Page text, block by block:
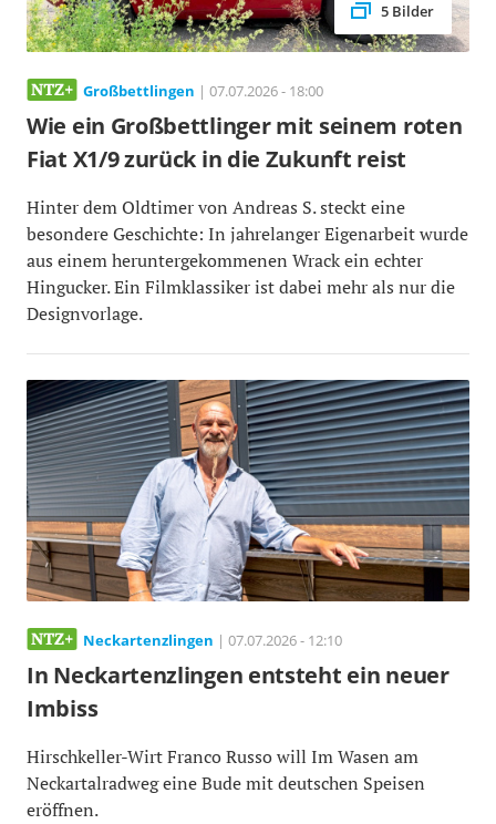
5 Bilder
Großbettlingen | 07.07.2026 - 18:00
Wie ein Großbettlinger mit seinem roten
Fiat X1/9 zurück in die Zukunft reist
Hinter dem Oldtimer von Andreas S. steckt eine
besondere Geschichte: In jahrelanger Eigenarbeit wurde
aus einem heruntergekommenen Wrack ein echter
Hingucker. Ein Filmklassiker ist dabei mehr als nur die
Designvorlage.
Neckartenzlingen | 07.07.2026 - 12:10
In Neckartenzlingen entsteht ein neuer
Imbiss
Hirschkeller-Wirt Franco Russo will Im Wasen am
Neckartalradweg eine Bude mit deutschen Speisen
eröffnen.